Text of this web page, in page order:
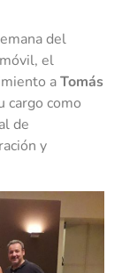
del
el
aTomás
cargo como
de
y